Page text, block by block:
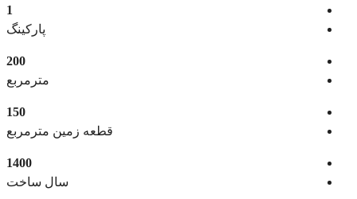
1
پارکینگ
200
مترمربع
150
قطعه زمین مترمربع
1400
سال ساخت